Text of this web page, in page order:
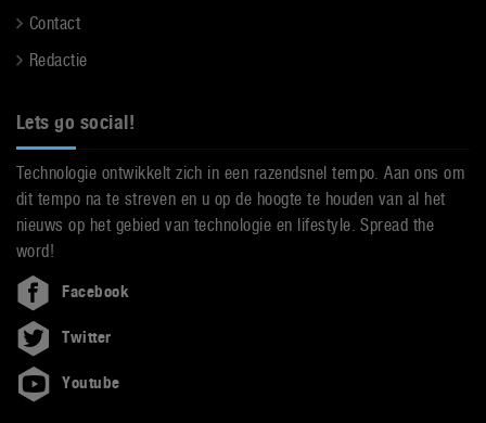
Contact
Redactie
Lets go social!
Technologie ontwikkelt zich in een razendsnel tempo. Aan ons om
dit tempo na te streven en u op de hoogte te houden van al het
nieuws op het gebied van technologie en lifestyle. Spread the
word!
Facebook
Twitter
Youtube